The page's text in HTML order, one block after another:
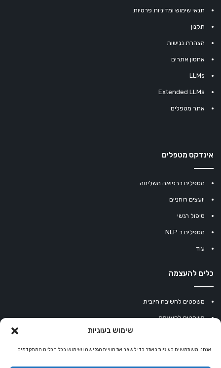
שימוש בעוגיות
אנחנו משתמשים בעוגיות באתר כדי לשפר את חוויית הגלישה ושימוש בכל הכלים המתקדמים
תנאי שימוש ומדיניות פרטיות
תקנון
הצהרת נגישות
אחסון אתרים
LLMs
Extended LLMs
אתר מטפלים
אינדקס מטפלים
מטפלים ברפואה משלימה
יועצים רוחניים
טיפול רגשי
מטפלים ב NLP
עוד
כלים להעצמה
משפטים לחשיבה חיובית
משפטים להעצמה
מחשבון נומרולוגיה